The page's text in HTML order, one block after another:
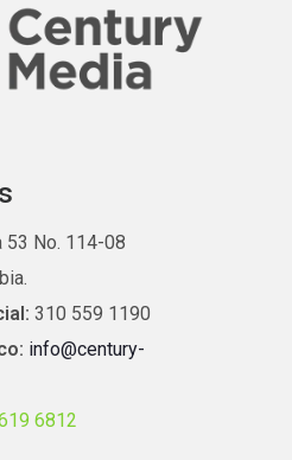
53 No. 114-08
310 559 1190
info@century-
6812